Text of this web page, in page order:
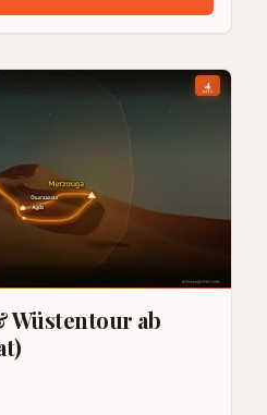
Wüstentour ab